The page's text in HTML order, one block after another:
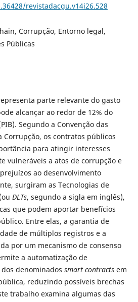
revistadacgu.v14i26.528
Corrupção, Entorno legal,
Públicas
parte relevante do gasto
alcançar ao redor de 12% do
Segundo a Convenção das
Corrupção, os contratos públicos
para atingir interesses
vulneráveis a atos de corrupção e
ao desenvolvimento
surgiram as Tecnologias de
DLTs, segundo a sigla em inglês),
que podem aportar benefícios
Entre elas, a garantia de
de múltiplos registros e a
por um mecanismo de consenso
a automatização de
denominados smart contracts em
reduzindo possíveis brechas
trabalho examina algumas das